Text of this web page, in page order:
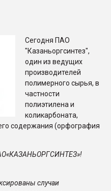
Сегодня ПАО
"Казаньоргсинтез",
один из ведущих
производителей
полимерного сырья, в
частности
полиэтилена и
коликарбоната,
содержания (орфография
случаи